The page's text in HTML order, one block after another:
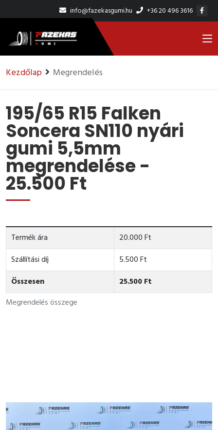
info@fazekasgumi.hu +36 20 496 3616
Kezdőlap Megrendelés
195/65 R15 Falken
Soncera SN110 nyári
gumi 5,5mm
megrendelése -
25.500 Ft
Megrendelés összege
Termék ára
20.000 Ft
Szállítási díj
5.500 Ft
Összesen
25.500 Ft